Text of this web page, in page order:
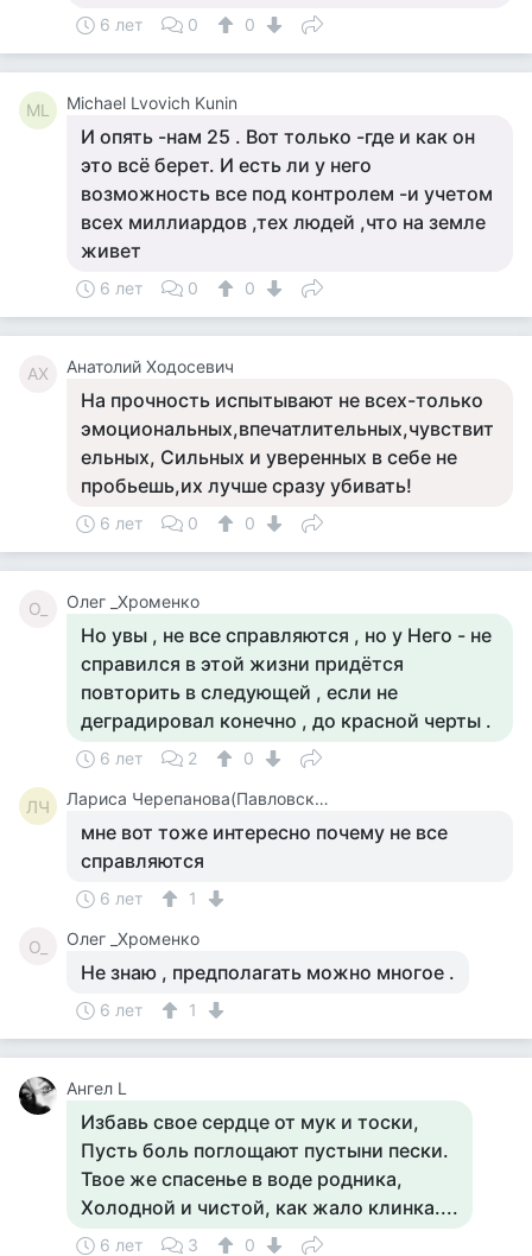
6 лет 0 0
ML Michael Lvovich Kunin
И опять -нам 25 . Вот только -где и как он
это всё берет. И есть ли у него
возможность все под контролем -и учетом
всех миллиардов ,тех людей ,что на земле
живет
6 лет 0 0
АХ Анатолий Ходосевич
На прочность испытывают не всех-только
эмоциональных,впечатлительных,чувствит
ельных, Сильных и уверенных в себе не
пробьешь,их лучше сразу убивать!
6 лет 0 0
О_ Олег _Хроменко
Но увы , не все справляются , но у Него - не
справился в этой жизни придётся
повторить в следующей , если не
деградировал конечно , до красной черты .
6 лет 2 0
ЛЧ Лариса Черепанова(Павловская)
мне вот тоже интересно почему не все
справляются
6 лет 1
О_ Олег _Хроменко
Не знаю , предполагать можно многое .
6 лет 1
Ангел L
Избавь свое сердце от мук и тоски,
Пусть боль поглощают пустыни пески.
Твое же спасенье в воде родника,
Холодной и чистой, как жало клинка....
6 лет 3
0